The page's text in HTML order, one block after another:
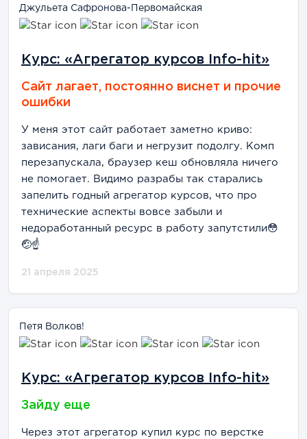
Джульета Сафронова-Первомайская
Курс: «Агрегатор курсов Info-hit»
Сайт лагает, постоянно виснет и прочие
ошибки
У меня этот сайт работает заметно криво:
зависания, лаги баги и негрузит подолгу. Комп
перезапускала, браузер кеш обновляла ничего
не помогает. Видимо разрабы так старались
запелить годный агрегатор курсов, что про
технические аспекты вовсе забыли и
недоработанный ресурс в работу запутстили😳
🤕☝️
21 апреля 2025
Петя Волков!
Курс: «Агрегатор курсов Info-hit»
Зайду еще
Через этот агрегатор купил курс по верстке